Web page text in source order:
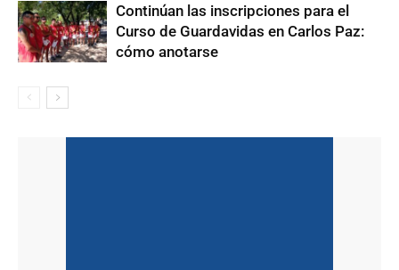
Continúan las inscripciones para el
Curso de Guardavidas en Carlos Paz:
cómo anotarse